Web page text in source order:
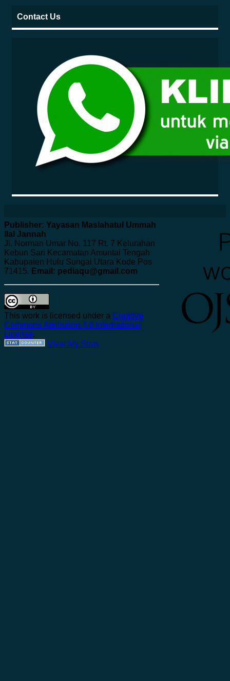
Contact Us
Publisher: Yayasan Maslahatul Ummah
Ilal Jannah
Jl. Norman Umar No. 117 Rt. 7 Kelurahan
Kebun Sari Kecamatan Amuntai Tengah
Kabupaten Hulu Sungai Utara Kode Pos
71415. Email: pediaqu@gmail.com
This work is licensed under a Creative
Commons Attribution 4.0 International
License.
View My Stats